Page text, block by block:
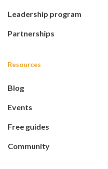
Leadership program
Partnerships
Resources
Blog
Events
Free guides
Community